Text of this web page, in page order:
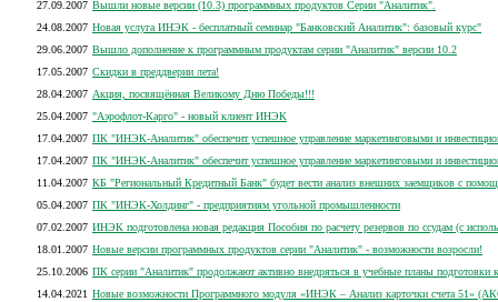
27.09.2007 Вышли новые версии (10.3) программных продуктов Серии "Аналитик".
24.08.2007 Новая услуга ИНЭК - бесплатный семинар "Банковский Аналитик": базовый курс"
29.06.2007 Вышло дополнение к программным продуктам серии "Аналитик" версии 10.2
17.05.2007 Скидки в преддверии лета!
28.04.2007 Акция, посвящённая Великому Дню Победы!!!
25.04.2007 "Аэрофлот-Карго" - новый клиент ИНЭК
17.04.2007 ПК "ИНЭК-Аналитик" обеспечит успешное управление маркетинговыми и
17.04.2007 ПК "ИНЭК-Аналитик" обеспечит успешное управление маркетинговыми и
11.04.2007 КБ "Региональный Кредитный Банк" будет вести анализ внешних заемщиков с
05.04.2007 ПК "ИНЭК-Холдинг" - предприятиям угольной промышленности
07.02.2007 ИНЭК подготовлена новая редакция Пособия по расчету резервов по ссудам (с
18.01.2007 Новые версии программных продуктов серии "Аналитик" - возможности возросли!
25.10.2006 ПК серии "Аналитик" продолжают активно внедряться в учебные планы подготовки
14.04.2021 Новые возможности Программного модуля «ИНЭК – Анализ карточки счета 51»